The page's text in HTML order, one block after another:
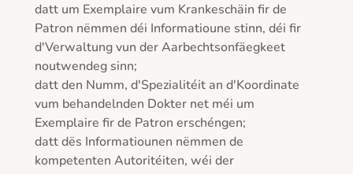
datt um Exemplaire vum Krankeschäin fir de
Patron nëmmen déi Informatioune stinn, déi fir
d'Verwaltung vun der Aarbechtsonfäegkeet
noutwendeg sinn;
datt den Numm, d'Spezialitéit an d'Koordinate
vum behandelnden Dokter net méi um
Exemplaire fir de Patron erschéngen;
datt dës Informatiounen nëmmen de
kompetenten Autoritéiten, wéi der